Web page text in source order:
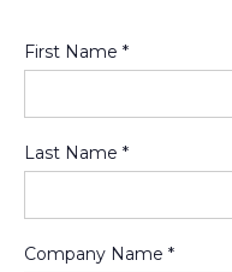
First Name *
Last Name *
Company Name *